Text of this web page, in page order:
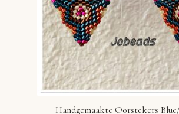
WINKELWAGEN
Handgemaakte Oorstekers